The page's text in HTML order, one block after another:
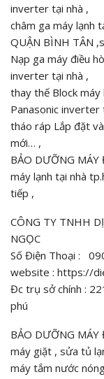
inverter tại nhà ,
châm ga máy lạnh
QUẬN BÌNH TÂN
Nạp ga máy điều
inverter tại nhà ,
thay thế Block máy
Panasonic inverter
tháo ráp Lắp đặt
mới… ,
BẢO DƯỠNG
máy lạnh tại nhà
tiếp ,
CÔNG TY TNHH
NGỌC
Số Điện Thoại :
website : https://
Đc trụ sở chính :
phú
BẢO DƯỠNG
máy giặt , sửa tủ
máy tắm nước